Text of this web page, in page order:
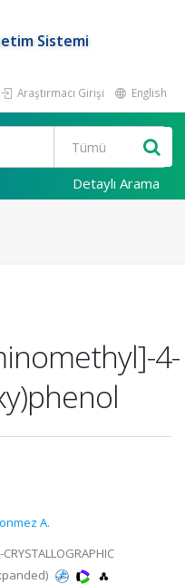
Sistemi
Araştırmacı Girişi English
Detaylı Arama
4-
A.